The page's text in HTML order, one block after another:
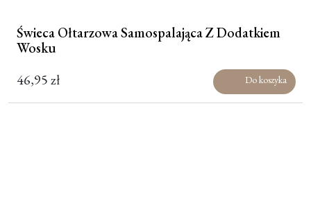
Świeca Ołtarzowa Samospalająca Z Dodatkiem
Wosku
46,95zł Do koszyka